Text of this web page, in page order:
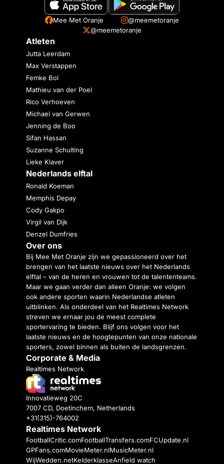
Mee Met Oranje
@meemetoranje
@meemetoranje
Atleten
Jutta Leerdam
Max Verstappen
Femke Bol
Mathieu van der Poel
Rico Verhoeven
Michael van Gerwen
Jenning de Boo
Sifan Hassan
Suzanne Schulting
Lieke Klaver
Nederlands elftal
Ronald Koeman
Memphis Depay
Cody Gakpo
Virgil van Dijk
Denzel Dumfries
Over ons
Bij Mee Met Oranje zijn we gepassioneerd over het
brengen van het laatste nieuws over het Nederlands
elftal – van de heren en vrouwen tot de talententeams.
Maar we gaan verder dan alleen Oranje: we volgen
ook andere sporten waarin Nederlandse atleten
uitblinken. Als onderdeel van het Realtimes Network
streven we ernaar jou de meest complete
sportervaring te bieden. Blijf ons volgen voor het
laatste nieuws en de hoogtepunten van onze nationale
sporters, zowel binnen als buiten de landsgrenzen.
Corporate & Media
Realtimes Network
Innovatieweg 20C
7007 CD, Doetinchem, Netherlands
+31(315)-764002
Realtimes Network
FootballCritic.comFootballTransfers.comFCUpdate.nl
GPFans.comMovieMeter.nlMusicMeter.nl
WijWedden.netKelderklasseAnfield watch